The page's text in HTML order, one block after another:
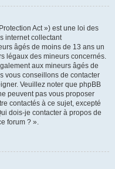
Act ») est une loi des
internet collectant
âgés de moins de 13 ans un
légaux des mineurs concernés.
aux mineurs âgés de
vous conseillons de contacter
Veuillez noter que phpBB
peuvent pas vous proposer
contactés à ce sujet, excepté
dois-je contacter à propos de
forum ? ».